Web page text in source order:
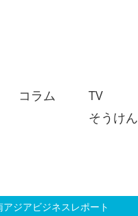
コラム
TV
そうけん
アジアビジネスレポート